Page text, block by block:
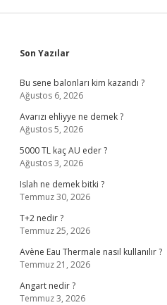
Sidebar
Son Yazılar
Bu sene balonları kim kazandı ?
Ağustos 6, 2026
Avarızı ehliyye ne demek ?
Ağustos 5, 2026
5000 TL kaç AU eder ?
Ağustos 3, 2026
Islah ne demek bitki ?
Temmuz 30, 2026
T+2 nedir ?
Temmuz 25, 2026
Avène Eau Thermale nasıl kullanılır ?
Temmuz 21, 2026
Angart nedir ?
Temmuz 3, 2026